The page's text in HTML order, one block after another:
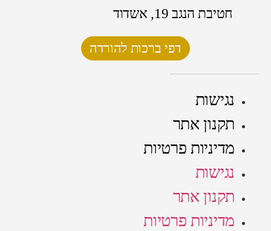
חטיבת הנגב 19, אשדוד
דפי ברכות להורדה
נגישות
תקנון אתר
מדיניות פרטיות
נגישות
תקנון אתר
מדיניות פרטיות